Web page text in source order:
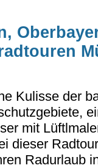
Kulisse der
mit
dieser
Radurlaub